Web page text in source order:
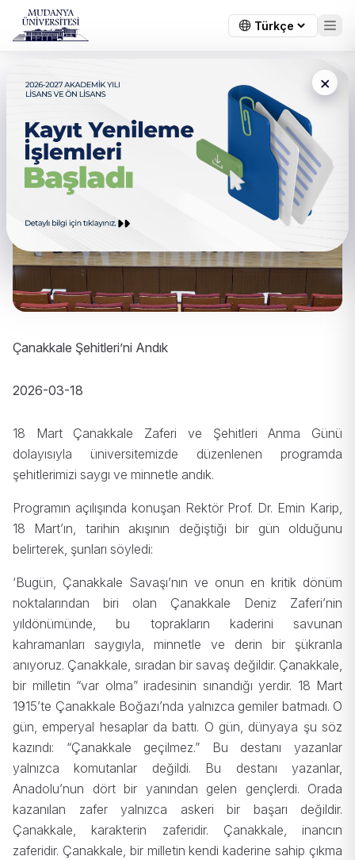
×
Çanakkale Şehitleri’ni Andık
Çanakkale Şehitleri’ni Andık
2026-03-18
18 Mart Çanakkale Zaferi ve Şehitleri Anma Günü
dolayısıyla üniversitemizde düzenlenen programda
şehitlerimizi saygı ve minnetle andık.
Programın açılışında konuşan Rektör Prof. Dr. Emin Karip,
18 Mart’ın, tarihin akışının değiştiği bir gün olduğunu
belirterek, şunları söyledi:
‘Bugün, Çanakkale Savaşı’nın ve onun en kritik dönüm
noktalarından biri olan Çanakkale Deniz Zaferi’nin
yıldönümünde, bu toprakların kaderini savunan
kahramanları saygıyla, minnetle ve derin bir şükranla
anıyoruz. Çanakkale, sıradan bir savaş değildir. Çanakkale,
bir milletin “var olma” iradesinin sınandığı yerdir. 18 Mart
1915’te Çanakkale Boğazı’nda yalnızca gemiler batmadı. O
gün, emperyal hesaplar da battı. O gün, dünyaya şu söz
kazındı: “Çanakkale geçilmez.” Bu destanı yazanlar
yalnızca komutanlar değildi. Bu destanı yazanlar,
Anadolu’nun dört bir yanından gelen gençlerdi. Orada
kazanılan zafer yalnızca askeri bir başarı değildir.
Çanakkale, karakterin zaferidir. Çanakkale, inancın
zaferidir. Çanakkale, bir milletin kendi kaderine sahip çıkma